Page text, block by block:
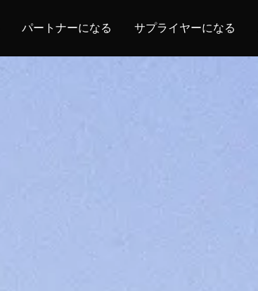
パートナーになる サプライヤーになる